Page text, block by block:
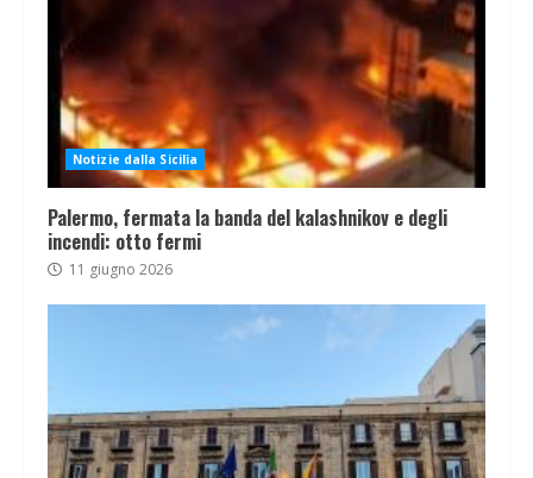
Notizie dalla Sicilia
Palermo, fermata la banda del kalashnikov e degli
incendi: otto fermi
11 giugno 2026